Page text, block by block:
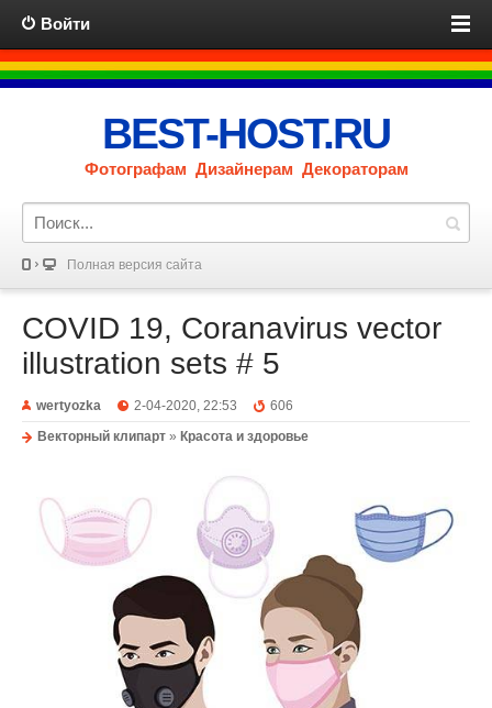
Войти
BEST-HOST.RU
Фотографам Дизайнерам Декораторам
Полная версия сайта
COVID 19, Coranavirus vector
illustration sets # 5
wertyozka 2-04-2020, 22:53
606
Векторный клипарт » Красота и здоровье